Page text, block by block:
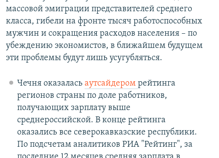
массовой эмиграции представителей среднего
класса, гибели на фронте тысяч работоспособных
мужчин и сокращения расходов населения – по
убеждению экономистов, в ближайшем будущем
эти проблемы будут лишь усугубляться.
Чечня оказалась аутсайдером рейтинга
регионов страны по доле работников,
получающих зарплату выше
среднероссийской. В конце рейтинга
оказались все северокавказские республики.
По подсчетам аналитиков РИА "Рейтинг", за